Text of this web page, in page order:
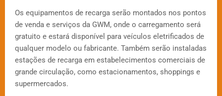
Os equipamentos de recarga serão montados nos pontos
de venda e serviços da GWM, onde o carregamento será
gratuito e estará disponível para veículos eletrificados de
qualquer modelo ou fabricante. Também serão instaladas
estações de recarga em estabelecimentos comerciais de
grande circulação, como estacionamentos, shoppings e
supermercados.